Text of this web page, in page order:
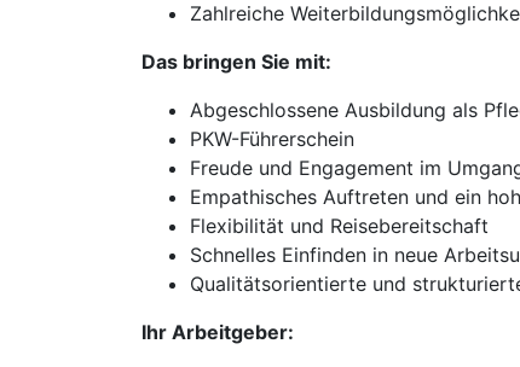
Zahlreiche
Das bringen Sie mit:
Abgeschlossene Ausbildung als
PKW-Führerschein
Freude und Engagement im
Empathisches Auftreten und ein
Flexibilität und Reisebereitschaft
Schnelles Einfinden in neue
Qualitätsorientierte und
Ihr Arbeitgeber: